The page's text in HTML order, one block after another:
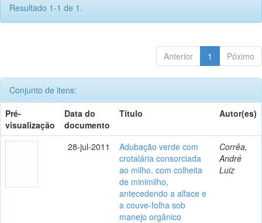
Resultado 1-1 de 1.
Anterior 1 Póximo
Conjunto de itens:
Pré-
visualização
Data do
documento
Título Autor(es)
28-jul-2011
Adubação verde com
crotalária consorciada
ao milho, com colheita
de minimilho,
antecedendo a alface e
a couve-folha sob
manejo orgânico
Corrêa,
André
Luiz